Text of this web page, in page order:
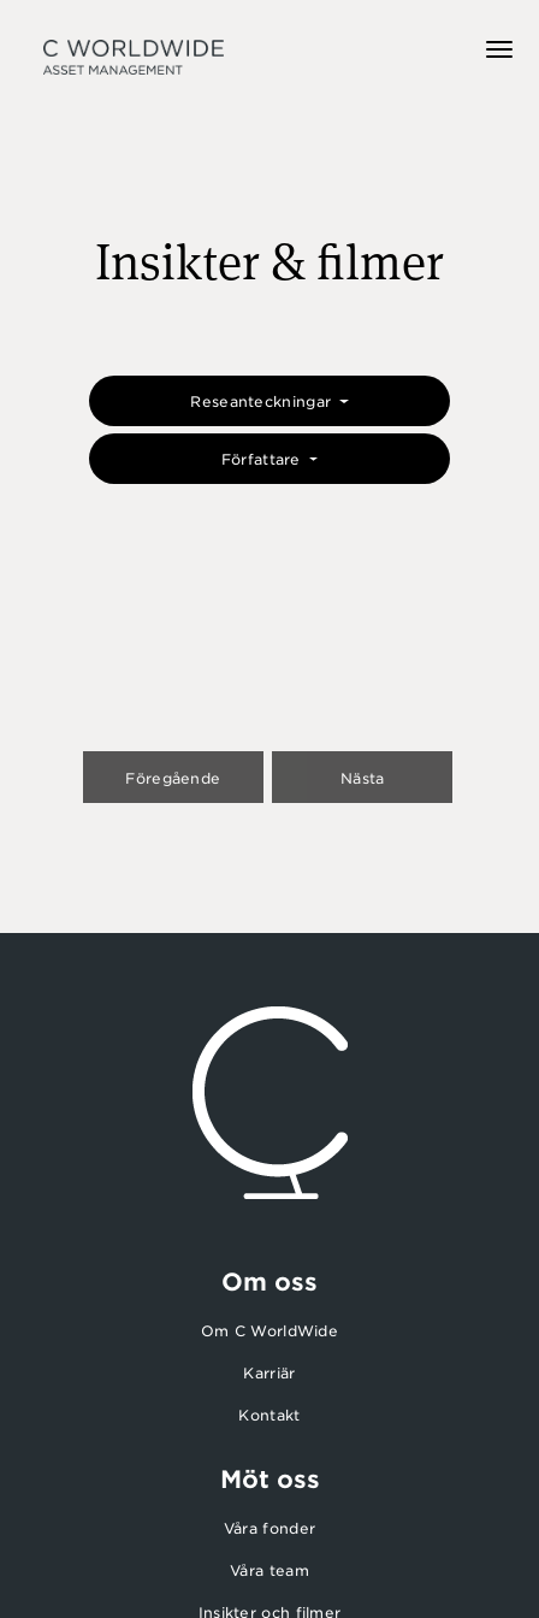
Insikter & filmer
Reseanteckningar
Författare
Föregående Nästa
Om oss
Om C WorldWide
Karriär
Kontakt
Möt oss
Våra fonder
Våra team
Insikter och filmer